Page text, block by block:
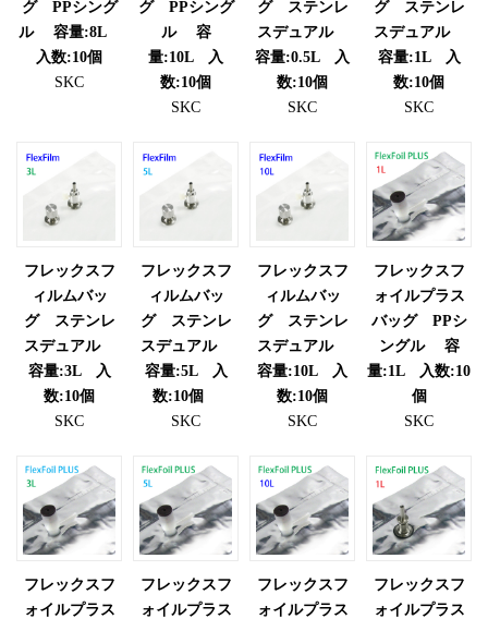
グ PPシング
ル 容量:8L
入数:10個
SKC
グ PPシング
ル 容
量:10L 入
数:10個
SKC
グ ステンレ
スデュアル
容量:0.5L 入
数:10個
SKC
グ ステンレ
スデュアル
容量:1L 入
数:10個
SKC
フレックスフ
ィルムバッ
グ ステンレ
スデュアル
容量:3L 入
数:10個
SKC
フレックスフ
ィルムバッ
グ ステンレ
スデュアル
容量:5L 入
数:10個
SKC
フレックスフ
ィルムバッ
グ ステンレ
スデュアル
容量:10L 入
数:10個
SKC
フレックスフ
ォイルプラス
バッグ PPシ
ングル 容
量:1L 入数:10
個
SKC
フレックスフ
ォイルプラス
フレックスフ
ォイルプラス
フレックスフ
ォイルプラス
フレックスフ
ォイルプラス